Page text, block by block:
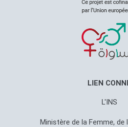
LIEN
L'INS
Ministère de la Femme, de